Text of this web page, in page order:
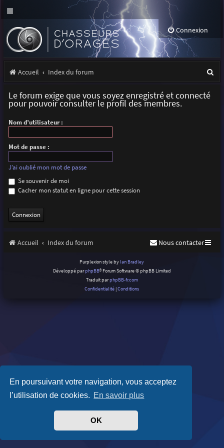
En poursuivant votre navigation, vous acceptez
l’utilisation de cookies. En savoir plus
OK
Connexion
Accueil Index du forum
Le forum exige que vous soyez enregistré et connecté
pour pouvoir consulter le profil des membres.
Nom d’utilisateur :
Mot de passe :
J’ai oublié mon mot de passe
Se souvenir de moi
Cacher mon statut en ligne pour cette session
Accueil Index du forum Nous contacter
Purplexion style by Ian Bradley
Développé parphpBB® Forum Software © phpBB Limited
Traduit parphpBB-fr.com
Confidentialité |Conditions